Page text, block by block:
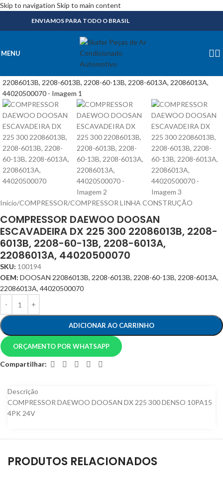
Skip to navigation Skip to main content
ENVIAMOS PARA TODO O BRASIL
MENU
Início/COMPRESSOR/COMPRESSOR LINHA CONSTRUÇÃO
COMPRESSOR DAEWOO DOOSAN
ESCAVADEIRA DX 225 300 22086013B, 2208-
6013B, 2208-60-13B, 2208-6013A,
22086013A, 44020500070
SKU: 100194
OEM: DOOSAN 22086013B, 2208-6013B, 2208-60-13B, 2208-6013A,
22086013A, 44020500070
ADICIONAR AO CARRINHO
ORÇAMENTO POR WHATSAPP
Compartilhar:
Descrição
COMPRESSOR DAEWOO DOOSAN DX 225 300 DENSO 10PA15
4PK 24V
PRODUTOS RELACIONADOS